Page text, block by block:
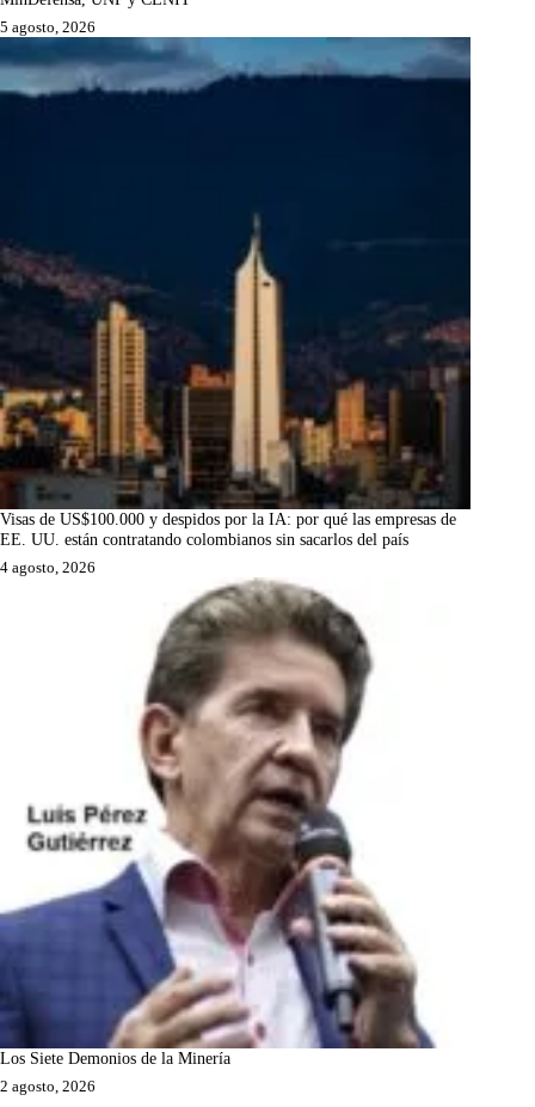
5 agosto, 2026
Visas de US$100.000 y despidos por la IA: por qué las empresas de
EE. UU. están contratando colombianos sin sacarlos del país
4 agosto, 2026
Los Siete Demonios de la Minería
2 agosto, 2026